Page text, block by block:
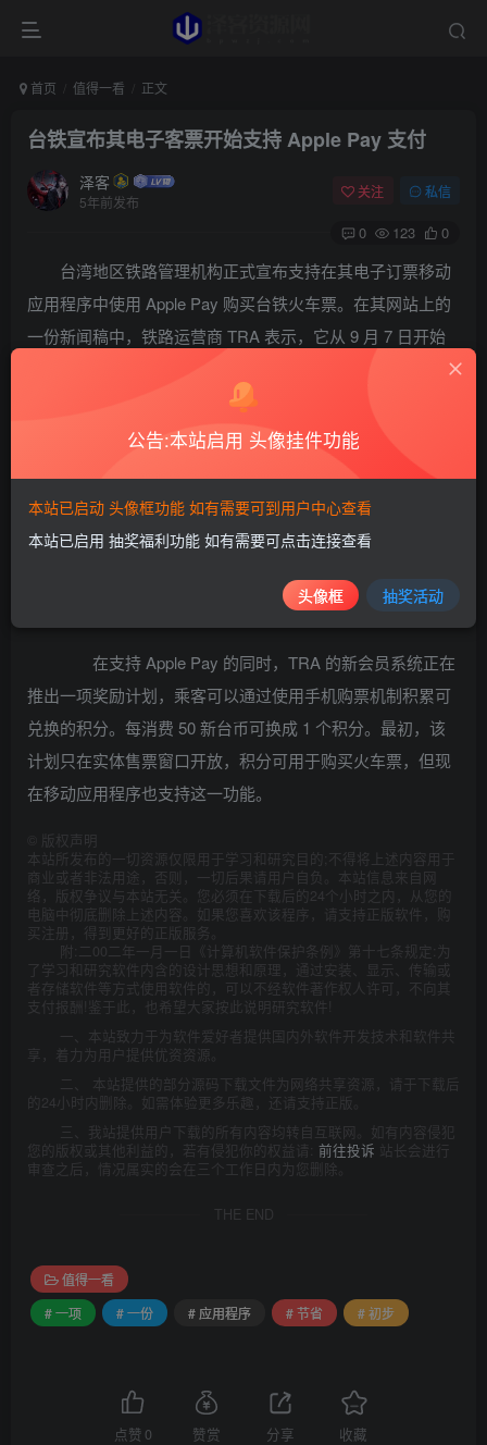
首页 值得一看 正文
台铁宣布其电子客票开始支持 Apple Pay 支付
泽客
5年前发布
关注 私信
0 123 0
台湾地区铁路管理机构正式宣布支持在其电子订票移动
应用程序中使用 Apple Pay 购买台铁火车票。在其网站上的
一份新闻稿中，铁路运营商 TRA 表示，它从 9 月 7 日开始
提供新的「Apple Pay‌购票服务」，以提高乘客通过官方移动
运营商表示，在通过初步验证后，支付程序将通过
Apple Pay 完成，这可以为用户节省输入信用卡信息的时
在支持 Apple Pay 的同时，TRA 的新会员系统正在
推出一项奖励计划，乘客可以通过使用手机购票机制积累可
兑换的积分。每消费 50 新台币可换成 1 个积分。最初，该
计划只在实体售票窗口开放，积分可用于购买火车票，但现
在移动应用程序也支持这一功能。
版权声明
本站所发布的一切资源仅限用于学习和研究目的;不得将上述内容用于
商业或者非法用途，否则，一切后果请用户自负。本站信息来自网
络，版权争议与本站无关。您必须在下载后的24个小时之内，从您的
电脑中彻底删除上述内容。如果您喜欢该程序，请支持正版软件，购
买注册，得到更好的正版服务。
附:二00二年一月一日《计算机软件保护条例》第十七条规定:为
了学习和研究软件内含的设计思想和原理，通过安装、显示、传输或
者存储软件等方式使用软件的，可以不经软件著作权人许可，不向其
支付报酬!鉴于此，也希望大家按此说明研究软件!
一、本站致力于为软件爱好者提供国内外软件开发技术和软件共
享，着力为用户提供优资资源。
二、 本站提供的部分源码下载文件为网络共享资源，请于下载后
的24小时内删除。如需体验更多乐趣，还请支持正版。
三、我站提供用户下载的所有内容均转自互联网。如有内容侵犯
您的版权或其他利益的，若有侵犯你的权益请: 前往投诉 站长会进行
审查之后，情况属实的会在三个工作日内为您删除。
THE END
值得一看
# 一项
# 一份 # 应用程序 # 节省 # 初步
点赞 0 赞赏 分享 收藏
公告:本站启用 头像挂件功能
本站已启动 头像框功能 如有需要可到用户中心查看
本站已启用 抽奖福利功能 如有需要可点击连接查看
头像框 抽奖活动